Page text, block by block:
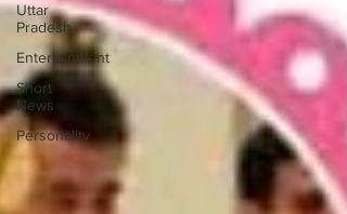
Uttar
Pradesh
Entertainment
Short
News
Personality